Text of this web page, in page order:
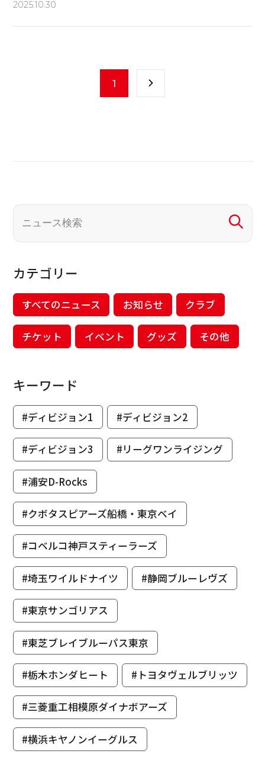
2025.10.30
1
カテゴリー
すべてのニュース お知らせ クラブ
チケット イベント グッズ その他
キーワード
#ディビジョン1 #ディビジョン2
#ディビジョン3 #リーグワンライジング
#浦安D-Rocks
#クボタスピアーズ船橋・東京ベイ
#コベルコ神戸スティーラーズ
#埼玉ワイルドナイツ #静岡ブルーレヴズ
#東京サンゴリアス
#東芝ブレイブルーパス東京
#栃木ホンダヒート #トヨタヴェルブリッツ
#三菱重工相模原ダイナボアーズ
#横浜キヤノンイーグルス